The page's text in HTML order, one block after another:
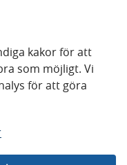
kakor för att
som möjligt. Vi
för att göra